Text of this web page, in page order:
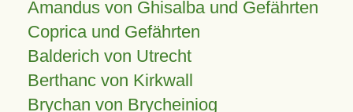
Amandus von Ghisalba und Gefährten
Coprica und Gefährten
Balderich von Utrecht
Berthanc von Kirkwall
Brychan von Brycheiniog